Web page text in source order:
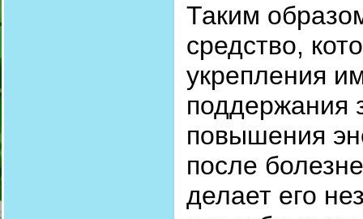
Таким
средство,
укрепления
поддержания
повышения
после
делает его